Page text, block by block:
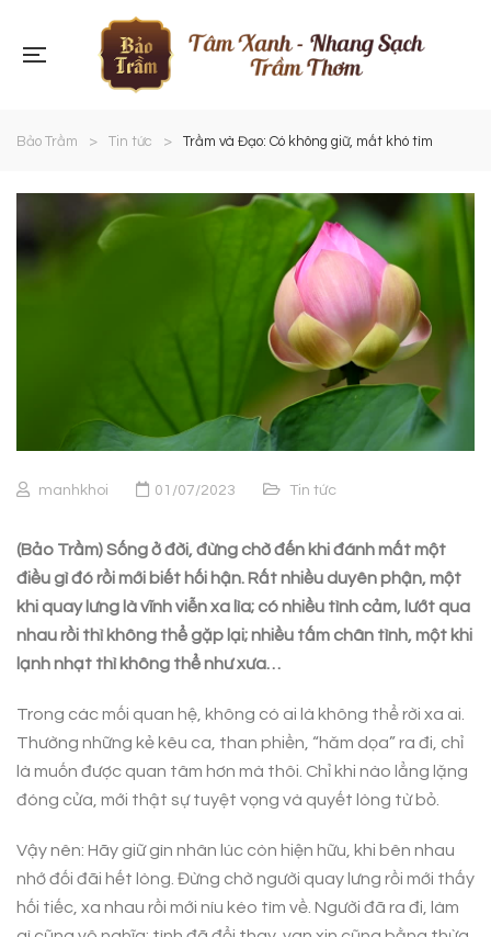
Bảo Trầm > Tin tức > Trầm và Đạo: Có không giữ, mất khó tìm
manhkhoi 01/07/2023 Tin tức
(Bảo Trầm) Sống ở đời, đừng chờ đến khi đánh mất một
điều gì đó rồi mới biết hối hận. Rất nhiều duyên phận, một
khi quay lưng là vĩnh viễn xa lìa; có nhiều tình cảm, lướt qua
nhau rồi thì không thể gặp lại; nhiều tấm chân tình, một khi
lạnh nhạt thì không thể như xưa…
Trong các mối quan hệ, không có ai là không thể rời xa ai.
Thường những kẻ kêu ca, than phiền, “hăm dọa” ra đi, chỉ
là muốn được quan tâm hơn mà thôi. Chỉ khi nào lẳng lặng
đóng cửa, mới thật sự tuyệt vọng và quyết lòng từ bỏ.
Vậy nên: Hãy giữ gìn nhân lúc còn hiện hữu, khi bên nhau
nhớ đối đãi hết lòng. Đừng chờ người quay lưng rồi mới thấy
hối tiếc, xa nhau rồi mới níu kéo tìm về. Người đã ra đi, làm